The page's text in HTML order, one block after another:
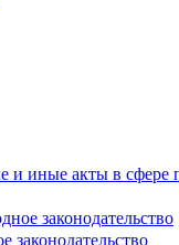
и иные акты в сфере
законодательство
законодательство